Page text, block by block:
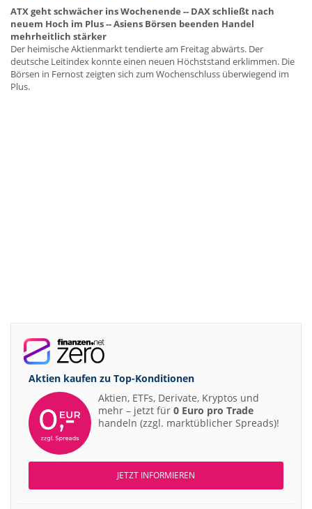
ATX geht schwächer ins Wochenende -- DAX schließt nach
neuem Hoch im Plus -- Asiens Börsen beenden Handel
mehrheitlich stärker
Der heimische Aktienmarkt tendierte am Freitag abwärts. Der
deutsche Leitindex konnte einen neuen Höchststand erklimmen. Die
Börsen in Fernost zeigten sich zum Wochenschluss überwiegend im
Plus.
Aktien kaufen zu Top-Konditionen
Aktien, ETFs, Derivate, Kryptos und
mehr – jetzt für 0 Euro pro Trade
handeln (zzgl. marktüblicher Spreads)!
JETZT INFORMIEREN